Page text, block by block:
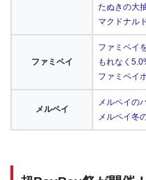
たぬきの大
マクドナル
ファミペイ
ファミペイ
もれなく
ファミペイ
メルペイ
メルペイの
メルペイ冬